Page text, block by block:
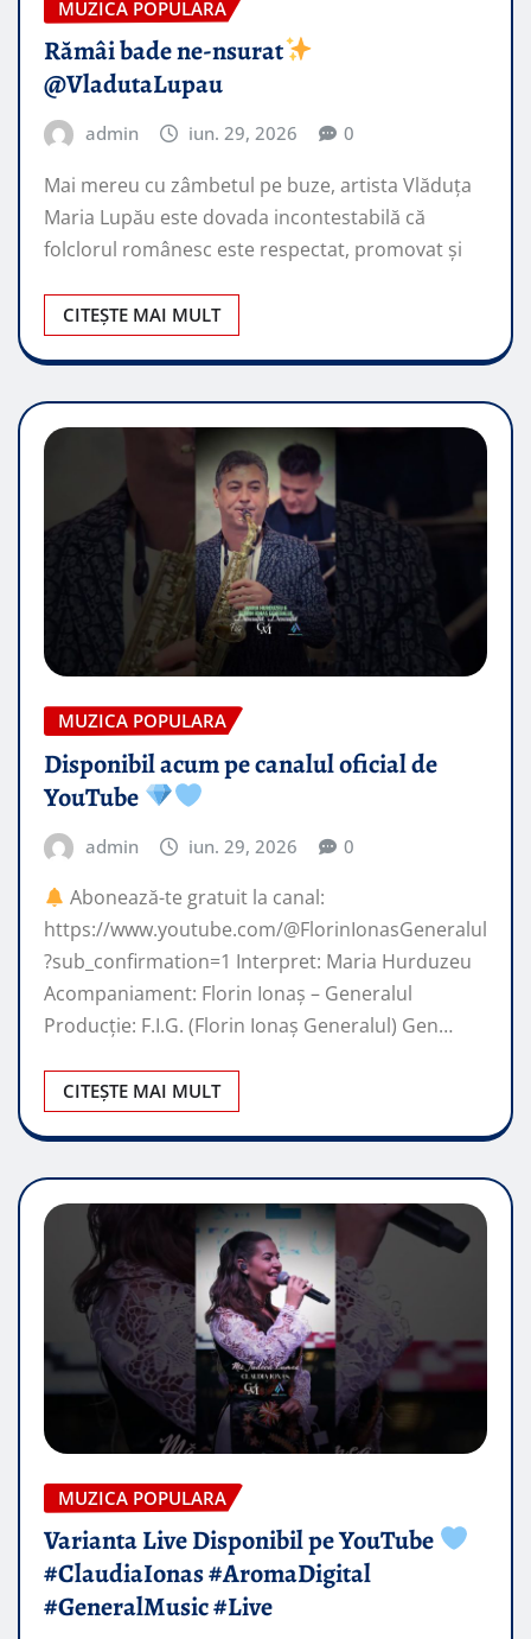
MUZICA POPULARA
Rămâi bade ne-nsurat
@VladutaLupau
admin iun. 29, 2026 0
Mai mereu cu zâmbetul pe buze, artista Vlăduța
Maria Lupău este dovada incontestabilă că
folclorul românesc este respectat, promovat şi
CITEȘTE MAI MULT
MUZICA POPULARA
Disponibil acum pe canalul oficial de
YouTube
admin iun. 29, 2026 0
Abonează-te gratuit la canal:
https://www.youtube.com/@FlorinIonasGeneralul
?sub_confirmation=1 Interpret: Maria Hurduzeu
Acompaniament: Florin Ionaș – Generalul
Producție: F.I.G. (Florin Ionaș Generalul) Gen…
CITEȘTE MAI MULT
MUZICA POPULARA
Varianta Live Disponibil pe YouTube
#ClaudiaIonas #AromaDigital
#GeneralMusic #Live